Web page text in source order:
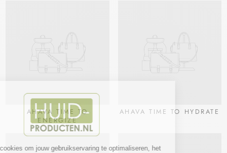
AHAVA TIME TO
ENERGIZE
AHAVA TIME TO HYDRATE